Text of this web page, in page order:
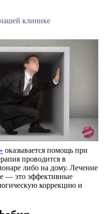
клинике
оказывается помощь при
проводится в
либо на дому. Лечение
— это эффективные
коррекцию и